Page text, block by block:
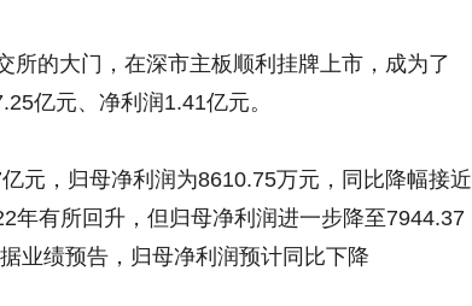
所的大门，在深市主板顺利挂牌上市，成为了
亿元、净利润1.41亿元。
元，归母净利润为8610.75万元，同比降幅接近
年有所回升，但归母净利润进一步降至7944.37
业绩预告，归母净利润预计同比下降